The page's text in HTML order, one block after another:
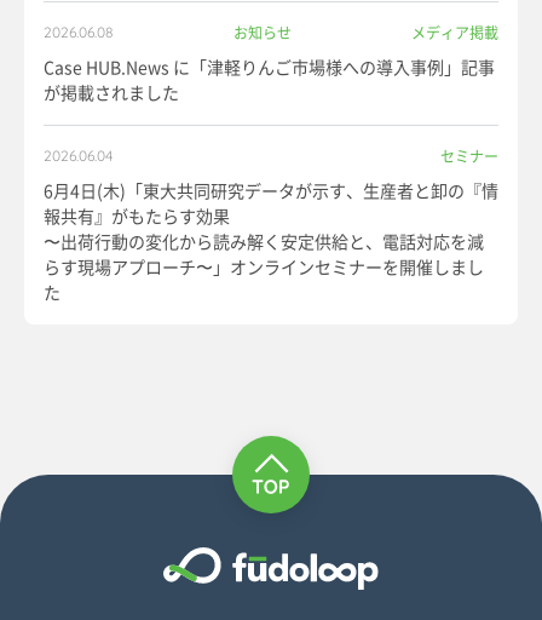
2026.06.08 お知らせ メディア掲載
Case HUB.News に「津軽りんご市場様への導入事例」記事
が掲載されました
2026.06.04 セミナー
6月4日(木)「東大共同研究データが示す、生産者と卸の『情
報共有』がもたらす効果
〜出荷行動の変化から読み解く安定供給と、電話対応を減
らす現場アプローチ〜」オンラインセミナーを開催しまし
た